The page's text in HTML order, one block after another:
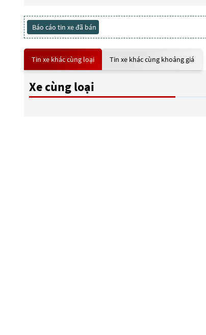
Báo cáo tin xe đã bán
Tin xe khác cùng loại Tin xe khác cùng khoảng giá
Xe cùng loại